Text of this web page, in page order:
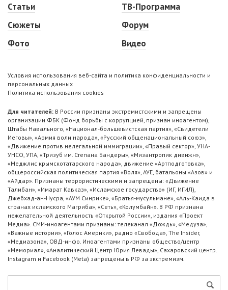
Статьи
Сюжеты
Фото
ТВ-Программа
Форум
Видео
Условия использования веб-сайта и политика конфиденциальности и
персональных данных
Политика использования cookies
Для читателей: В России признаны экстремистскими и запрещены
организации ФБК (Фонд борьбы с коррупцией, признан иноагентом),
Штабы Навального, «Национал-большевистская партия», «Свидетели
Иеговы», «Армия воли народа», «Русский общенациональный союз»,
«Движение против нелегальной иммиграции», «Правый сектор», УНА-
УНСО, УПА, «Тризуб им. Степана Бандеры», «Мизантропик дивижн»,
«Меджлис крымскотатарского народа», движение «Артподготовка»,
общероссийская политическая партия «Воля», АУЕ, батальоны «Азов» и
«Айдар». Признаны террористическими и запрещены: «Движение
Талибан», «Имарат Кавказ», «Исламское государство» (ИГ, ИГИЛ),
Джебхад-ан-Нусра, «АУМ Синрике», «Братья-мусульмане», «Аль-Каида в
странах исламского Магриба», «Сеть», «Колумбайн». В РФ признана
нежелательной деятельность «Открытой России», издания «Проект
Медиа». СМИ-иноагентами признаны: телеканал «Дождь», «Медуза»,
«Важные истории», «Голос Америки», радио «Свобода», The Insider,
«Медиазона», ОВД-инфо. Иноагентами признаны общество/центр
«Мемориал», «Аналитический Центр Юрия Левады», Сахаровский центр.
Instagram и Facebook (Metа) запрещены в РФ за экстремизм.